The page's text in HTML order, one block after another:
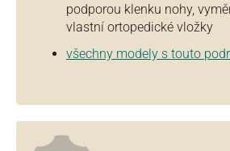
podporou klenku nohy,
vlastní ortopedické vložky
všechny modely s touto